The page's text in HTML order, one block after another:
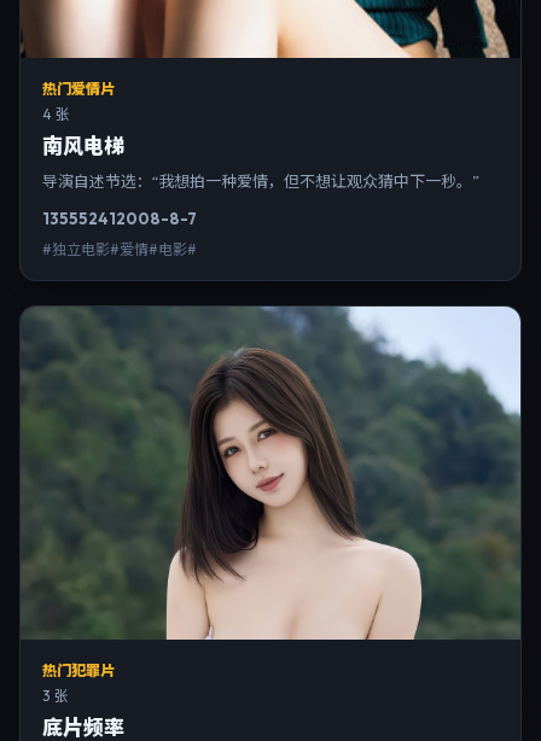
热门爱情片
4 张
南风电梯
导演自述节选：“我想拍一种爱情，但不想让观众猜中下一秒。”
135552412008-8-7
#独立电影#爱情#电影#
热门犯罪片
3 张
底片频率